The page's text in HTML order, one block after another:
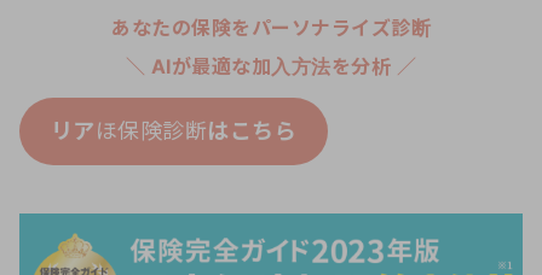
あなたの保険をパーソナライズ診断
＼ AIが最適な加入方法を分析 ／
リアほ保険診断はこちら